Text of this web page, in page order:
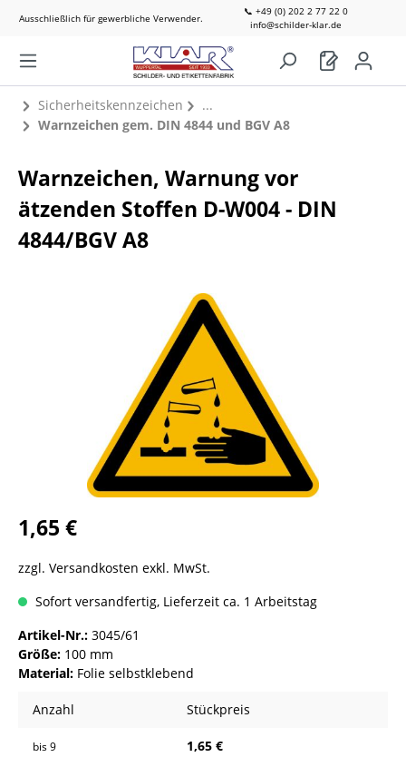
Ausschließlich für gewerbliche Verwender.
📞 +49 (0) 202 2 77 22 0
info@schilder-klar.de
Sicherheitskennzeichen
Warnzeichen gem. DIN 4844 und BGV A8
Warnzeichen, Warnung vor
ätzenden Stoffen D-W004 - DIN
4844/BGV A8
1,65 €
zzgl. Versandkosten exkl. MwSt.
Sofort versandfertig, Lieferzeit ca. 1 Arbeitstag
Artikel-Nr.: 3045/61
Größe: 100 mm
Material: Folie selbstklebend
Anzahl Stückpreis
bis9 1,65 €